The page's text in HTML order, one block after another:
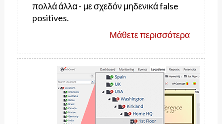
πολλά άλλα - με σχεδόν μηδενικά false
positives.
Μάθετε περισσότερα